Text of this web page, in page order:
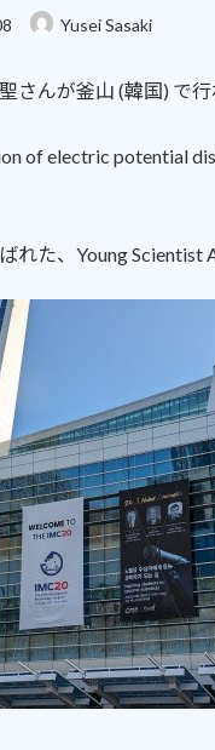
Yusei Sasaki
さんが釜山 (韓国) で
of electric potential
れた、Young Scientist